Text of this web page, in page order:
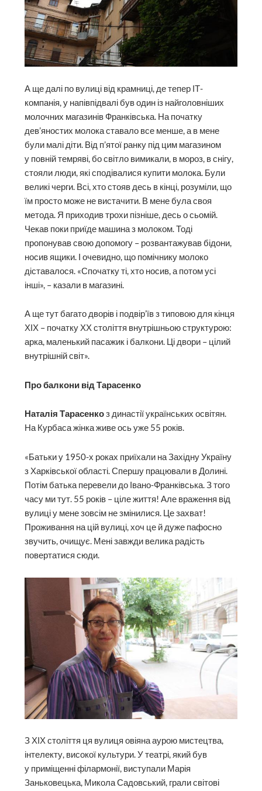
А ще далі по вулиці від крамниці, де тепер ІТ-
компанія, у напівпідвалі був один із найголовніших
молочних магазинів Франківська. На початку
дев’яностих молока ставало все менше, а в мене
були малі діти. Від п’ятої ранку під цим магазином
у повній темряві, бо світло вимикали, в мороз, в снігу,
стояли люди, які сподівалися купити молока. Були
великі черги. Всі, хто стояв десь в кінці, розуміли, що
їм просто може не вистачити. В мене була своя
метода. Я приходив трохи пізніше, десь о сьомій.
Чекав поки приїде машина з молоком. Тоді
пропонував свою допомогу – розвантажував бідони,
носив ящики. І очевидно, що помічнику молоко
діставалося. «Спочатку ті, хто носив, а потом усі
інші», – казали в магазині.
А ще тут багато дворів і подвір’їв з типовою для кінця
ХІХ – початку ХХ століття внутрішньою структурою:
арка, маленький пасажик і балкони. Ці двори – цілий
внутрішній світ».
Про балкони від Тарасенко
Наталія Тарасенкоз династії українських освітян.
На Курбаса жінка живе ось уже 55 років.
«Батьки у 1950-х роках приїхали на Західну Україну
з Харківської області. Спершу працювали в Долині.
Потім батька перевели до Івано-Франківська. З того
часу ми тут. 55 років – ціле життя! Але враження від
вулиці у мене зовсім не змінилися. Це захват!
Проживання на цій вулиці, хоч це й дуже пафосно
звучить, очищує. Мені завжди велика радість
повертатися сюди.
З ХІХ століття ця вулиця овіяна аурою мистецтва,
інтелекту, високої культури. У театрі, який був
у приміщенні філармонії, виступали Марія
Заньковецька, Микола Садовський, грали світові